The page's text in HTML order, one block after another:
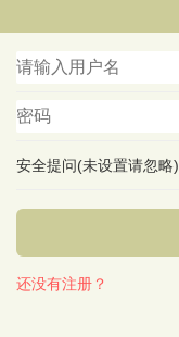
安全提问(未设置请忽略)
还没有注册？